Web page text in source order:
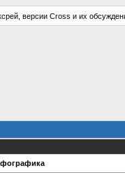
версии Cross и их